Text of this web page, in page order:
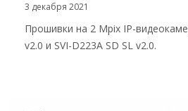
3 декабря 2021
Прошивки на 2 Mpix IP-
v2.0 и SVI-D223A SD SL v2.0.